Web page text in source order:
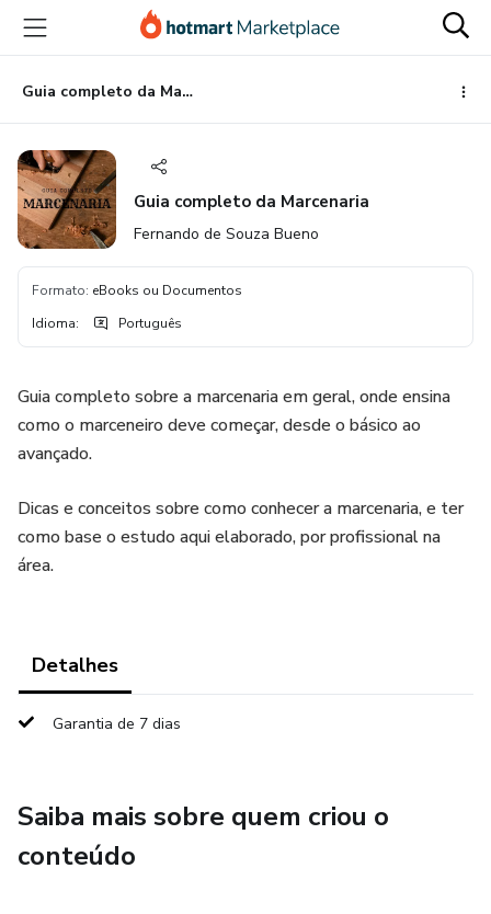
para
conteúdo
principal
para
pagamento
para
rodapé
Guia completo da Marcenaria
Guia completo da Marcenaria
Fernando de Souza Bueno
Formato: eBooks ou Documentos
Idioma: Português
Guia completo sobre a marcenaria em geral, onde ensina
como o marceneiro deve começar, desde o básico ao
avançado.
Dicas e conceitos sobre como conhecer a marcenaria, e ter
como base o estudo aqui elaborado, por profissional na
área.
Detalhes
Garantia de 7 dias
Saiba mais sobre quem criou o
conteúdo